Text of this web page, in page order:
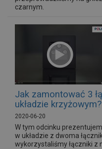
czarnym.
Jak zamontować 3
układzie krzyżowym?
2020-06-20
W tym odcinku
w układzie z dwoma
wykorzystaliśmy łączniki z